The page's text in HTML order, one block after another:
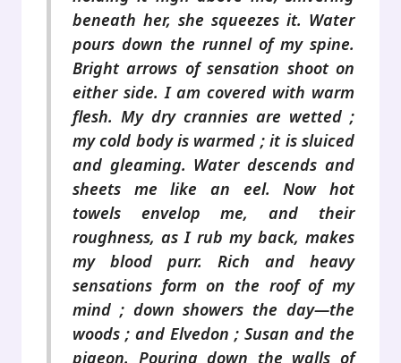
beneath her, she squeezes it. Water
pours down the runnel of my spine.
Bright arrows of sensation shoot on
either side. I am covered with warm
flesh. My dry crannies are wetted ;
my cold body is warmed ; it is sluiced
and gleaming. Water descends and
sheets me like an eel. Now hot
towels envelop me, and their
roughness, as I rub my back, makes
my blood purr. Rich and heavy
sensations form on the roof of my
mind ; down showers the day—the
woods ; and Elvedon ; Susan and the
pigeon. Pouring down the walls of